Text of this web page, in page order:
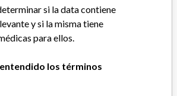
de datos
si la data contiene
y si la misma tiene
para ellos.
los términos